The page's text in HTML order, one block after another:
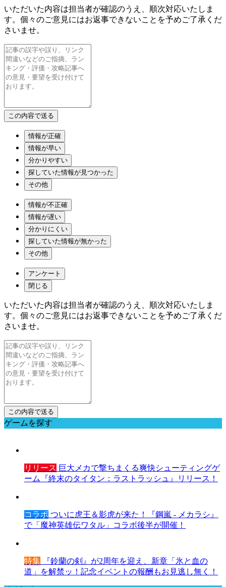
いただいた内容は担当者が確認のうえ、順次対応いたしま
す。個々のご意見にはお返事できないことを予めご了承くだ
さいませ。
情報が正確
情報が早い
分かりやすい
探していた情報が見つかった
その他
情報が不正確
情報が遅い
分かりにくい
探していた情報が無かった
その他
アンケート
閉じる
いただいた内容は担当者が確認のうえ、順次対応いたしま
す。個々のご意見にはお返事できないことを予めご了承くだ
さいませ。
ゲームを探す
リリース 巨大メカで撃ちまくる爽快シューティングゲ
ーム『終末のタイタン：ラストラッシュ』リリース！
コラボ ついに虎王＆影虎が来た！『鋼嵐 - メカラシ』
で「魔神英雄伝ワタル」コラボ後半が開催！
特集 『鈴蘭の剣』が2周年を迎え、新章「氷と血の
道」を解禁ッ！記念イベントの報酬もお見逃し無く！